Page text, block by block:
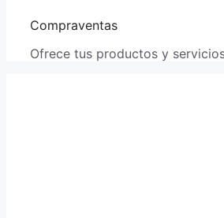
Compraventas
Ofrece tus productos y